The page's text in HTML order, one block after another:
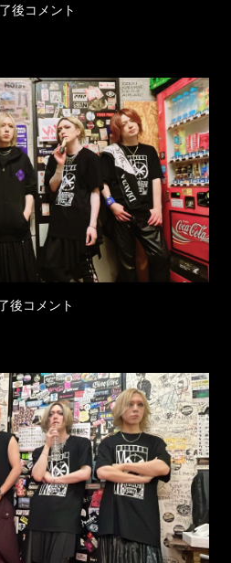
後コメント
後コメント